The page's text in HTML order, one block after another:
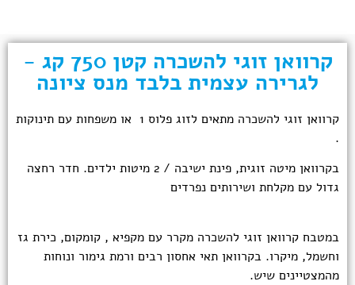
קרוואן זוגי להשכרה קטן 750 קג -
לגרירה עצמית בלבד מנס ציונה
קרוואן זוגי להשכרה מתאים לזוג פלוס 1 או משפחות עם תינוקות
.
בקרוואן מיטה זוגית, פינת ישיבה / 2 מיטות ילדים. חדר רחצה
גדול עם מקלחת ושירותים נפרדים
במטבח קרוואן זוגי להשכרה מקרר עם מקפיא , קומקום, כירת גז
וחשמל, מיקרו. בקרוואן תאי אחסון רבים ורמת גימור ונוחות
מהמצטיינים שיש.